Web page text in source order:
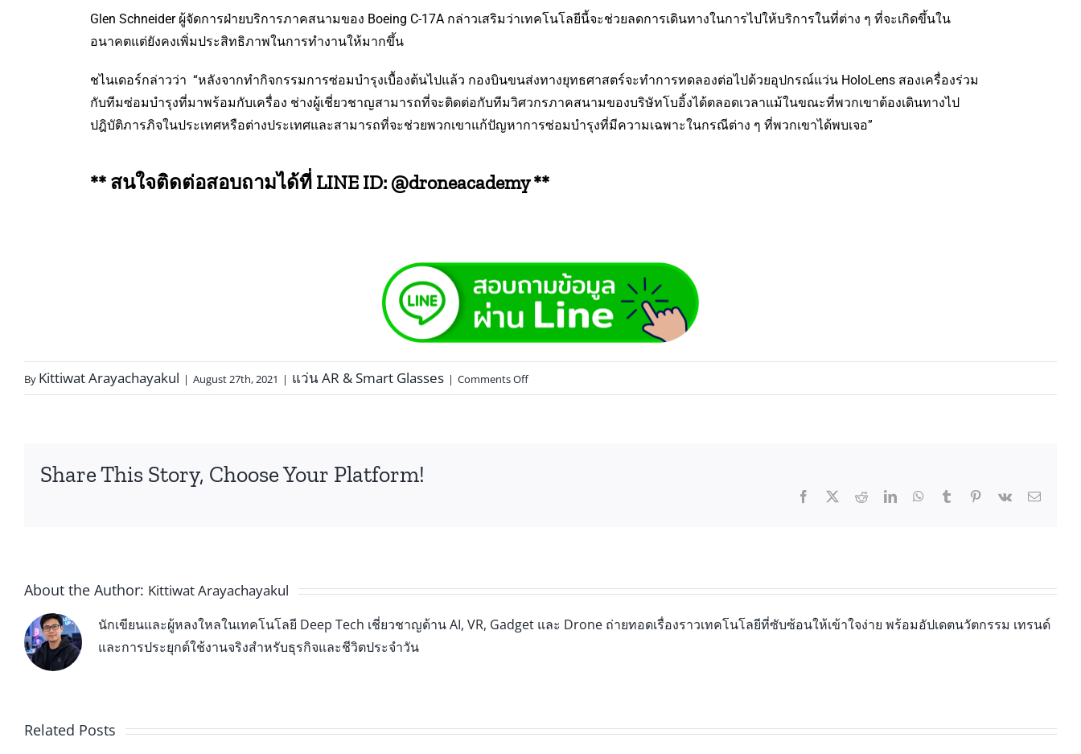
Glen Schneider ผู้จัดการฝ่ายบริการภาคสนามของ Boeing C-17A กล่าวเสริมว่าเทคโนโลยีนี้จะช่วยลดการเดินทางในการไปให้บริการในที่ต่าง ๆ ที่จะเกิดขึ้นใน
อนาคตแต่ยังคงเพิ่มประสิทธิภาพในการทำงานให้มากขึ้น
ชไนเดอร์กล่าวว่า “หลังจากทำกิจกรรมการซ่อมบำรุงเบื้องต้นไปแล้ว กองบินขนส่งทางยุทธศาสตร์จะทำการทดลองต่อไปด้วยอุปกรณ์แว่น HoloLens สองเครื่องร่วม
กับทีมซ่อมบำรุงที่มาพร้อมกับเครื่อง ช่างผู้เชี่ยวชาญสามารถที่จะติดต่อกับทีมวิศวกรภาคสนามของบริษัทโบอิ้งได้ตลอดเวลาแม้ในขณะที่พวกเขาต้องเดินทางไป
ปฎิบัติภารภิจในประเทศหรือต่างประเทศและสามารถที่จะช่วยพวกเขาแก้ปัญหาการซ่อมบำรุงที่มีความเฉพาะในกรณีต่าง ๆ ที่พวกเขาได้พบเจอ”
** สนใจติดต่อสอบถามได้ที่ LINE ID: @droneacademy **
By Kittiwat Arayachayakul | August 27th, 2021 | แว่น AR & Smart Glasses | Comments Off
Share This Story, Choose Your Platform!
About the Author: Kittiwat Arayachayakul
นักเขียนและผู้หลงใหลในเทคโนโลยี Deep Tech เชี่ยวชาญด้าน AI, VR, Gadget และ Drone ถ่ายทอดเรื่องราวเทคโนโลยีที่ซับซ้อนให้เข้าใจง่าย พร้อมอัปเดตนวัตกรรม เทรนด์
และการประยุกต์ใช้งานจริงสำหรับธุรกิจและชีวิตประจำวัน
Related Posts